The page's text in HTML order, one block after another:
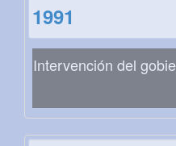
1991
Intervención del